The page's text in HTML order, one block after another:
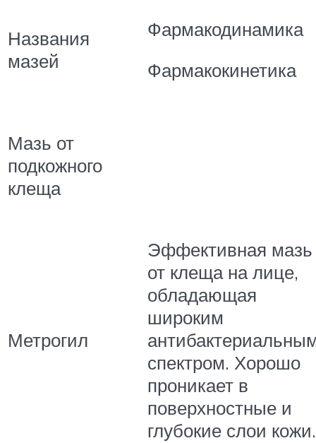
Названия
мазей
Фармакодинамика
Фармакокинетика
Мазь от
подкожного
клеща
Метрогил
Эффективная мазь
от клеща на лице,
обладающая
широким
спектром. Хорошо
проникает в
поверхностные и
глубокие слои кожи.